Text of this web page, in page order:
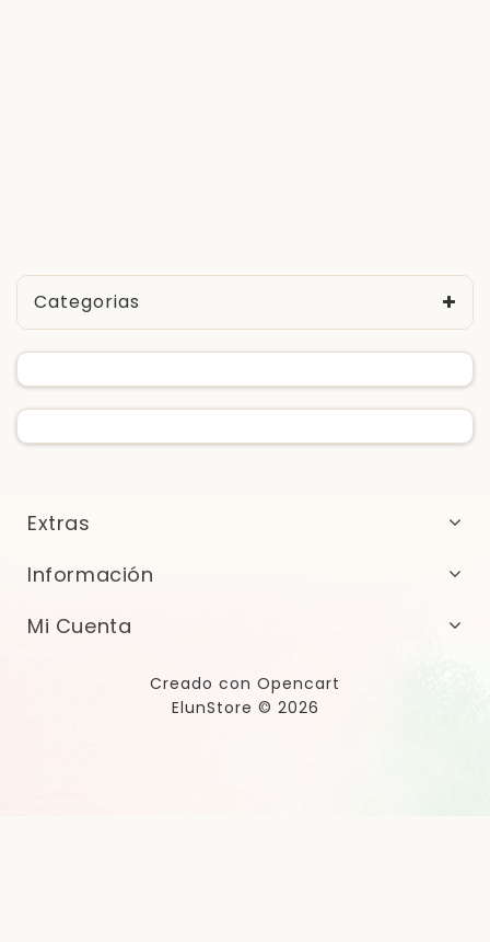
Categorias
Extras
Información
Mi Cuenta
Creado con Opencart
ElunStore © 2026